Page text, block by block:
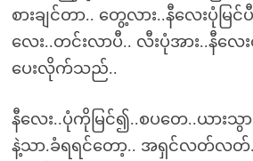
စားချင်တာ.. တွေ့လား..နီလေးပုံမြ
လေး..တင်းလာပီ.. လီးပုံအား..နီလ
ပေးလိုက်သည်..
နီလေး..ပုံကိုမြင်၍..စပတေ..ယားသွ
နဲ့သာ.ခံရရင်တော့.. အရှင်လတ်လတ်